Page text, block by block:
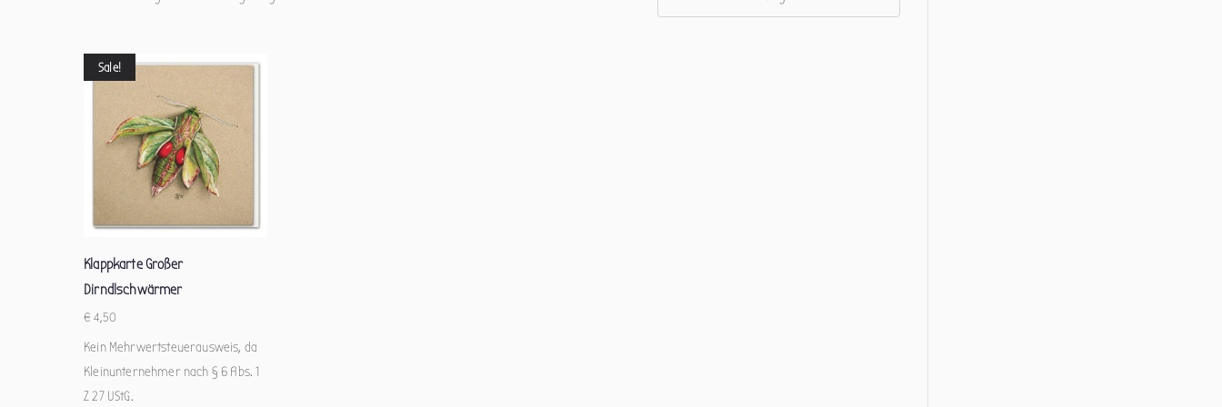
Sale!
Klappkarte Großer
Dirndlschwärmer
€ 4,50
Kein Mehrwertsteuerausweis, da
Kleinunternehmer nach § 6 Abs. 1
Z 27 UStG.